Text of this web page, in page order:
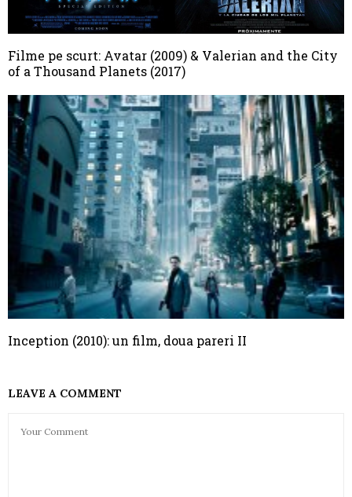
Filme pe scurt: Avatar (2009) & Valerian and the City
of a Thousand Planets (2017)
Inception (2010): un film, doua pareri II
LEAVE A COMMENT